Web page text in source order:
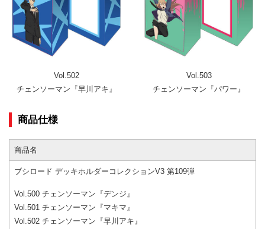
Vol.502
チェンソーマン『早川アキ』
Vol.503
チェンソーマン『パワー』
商品仕様
商品名
ブシロード デッキホルダーコレクションV3 第109弾
Vol.500 チェンソーマン『デンジ』
Vol.501 チェンソーマン『マキマ』
Vol.502 チェンソーマン『早川アキ』